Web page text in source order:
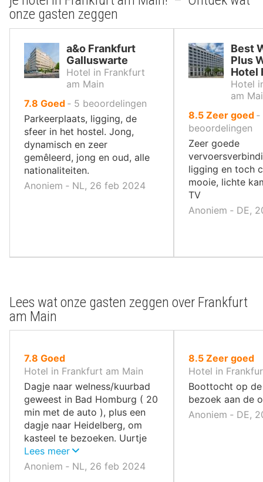
onze gasten zeggen
a&o Frankfurt
Galluswarte
Hotel in Frankfurt
am Main
7.8 uit
10
,
Goed ‐ 5 beoordelingen
Parkeerplaats, ligging, de
sfeer in het hostel. Jong,
dynamisch en zeer
gemêleerd, jong en oud, alle
nationaliteiten.
Anoniem ‐ NL, 26 feb 2024
Best
Plus
Hotel
Hotel
am
8.5uit
10
,
Zeer goed ‐
beoordelingen
Zeer goede
ligging en toch
mooie, lichte
TV
Anoniem ‐ DE,
Lees wat onze gasten zeggen over Frankfurt
am Main
7.8 uit
10
,
Goed
Hotel in Frankfurt am Main
Dagje naar welness/kuurbad
geweest in Bad Homburg ( 20
min met de auto ), plus een
dagje naar Heidelberg, om
kasteel te bezoeken. Uurtje
met de auto. Hostel ligt naast
treinstation, met de trein had
Lees meer
Anoniem ‐ NL, 26 feb 2024
8.5uit
10
,
Zeer goed
Hotel in
Boottocht op de
bezoek aan de
Anoniem ‐ DE,